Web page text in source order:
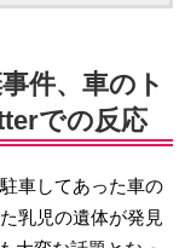
件、車のト
での反応
車してあった車の
乳児の遺体が発見